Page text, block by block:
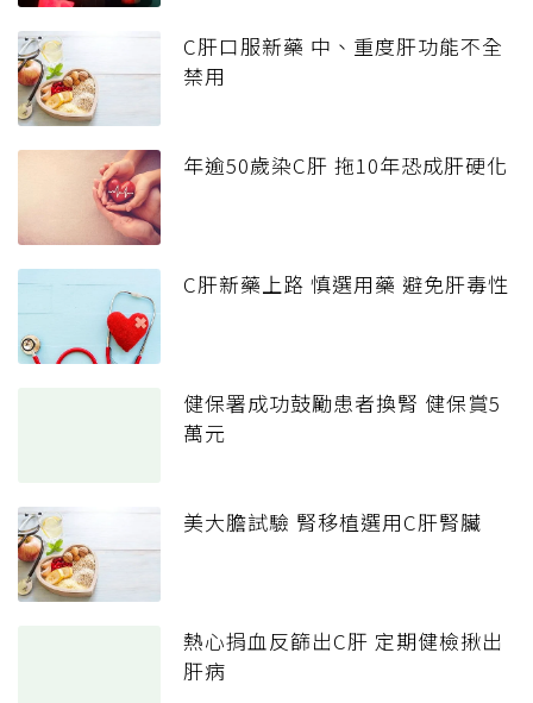
C肝口服新藥 中、重度肝功能不全
禁用
年逾50歲染C肝 拖10年恐成肝硬化
C肝新藥上路 慎選用藥 避免肝毒性
健保署成功鼓勵患者換腎 健保賞5
萬元
美大膽試驗 腎移植選用C肝腎臟
熱心捐血反篩出C肝 定期健檢揪出
肝病